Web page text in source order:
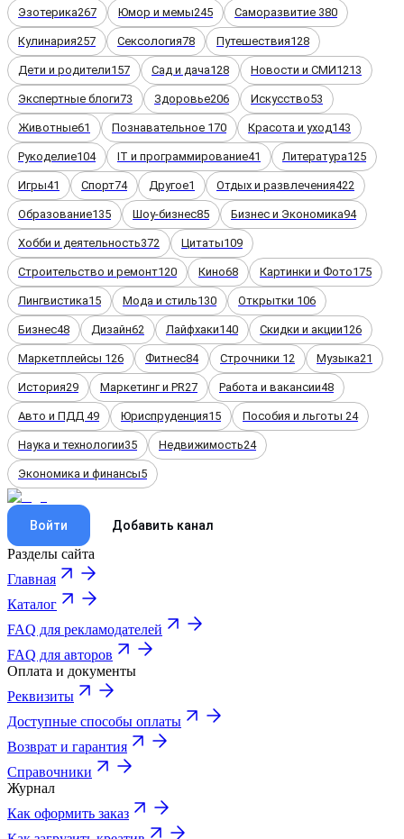
Эзотерика267 Юмор и мемы245 Саморазвитие 380
Кулинария257 Сексология78 Путешествия128
Дети и родители157 Сад и дача128 Новости и СМИ1213
Экспертные блоги73 Здоровье206 Искусство53
Животные61 Познавательное 170 Красота и уход143
Рукоделие104 IT и программирование41 Литература125
Игры41 Спорт74 Другое1 Отдых и развлечения422
Образование135 Шоу-бизнес85 Бизнес и Экономика94
Хобби и деятельность372 Цитаты109
Строительство и ремонт120 Кино68 Картинки и Фото175
Лингвистика15 Мода и стиль130 Открытки 106
Бизнес48 Дизайн62 Лайфхаки140 Скидки и акции126
Маркетплейсы 126 Фитнес84 Строчники 12 Музыка21
История29 Маркетинг и PR27 Работа и вакансии48
Авто и ПДД 49 Юриспруденция15 Пособия и льготы 24
Наука и технологии35 Недвижимость24
Экономика и финансы5
Войти Добавить канал
Разделы сайта
Главная
Каталог
FAQ для рекламодателей
FAQ для авторов
Оплата и документы
Реквизиты
Доступные способы оплаты
Возврат и гарантия
Справочники
Журнал
Как оформить заказ